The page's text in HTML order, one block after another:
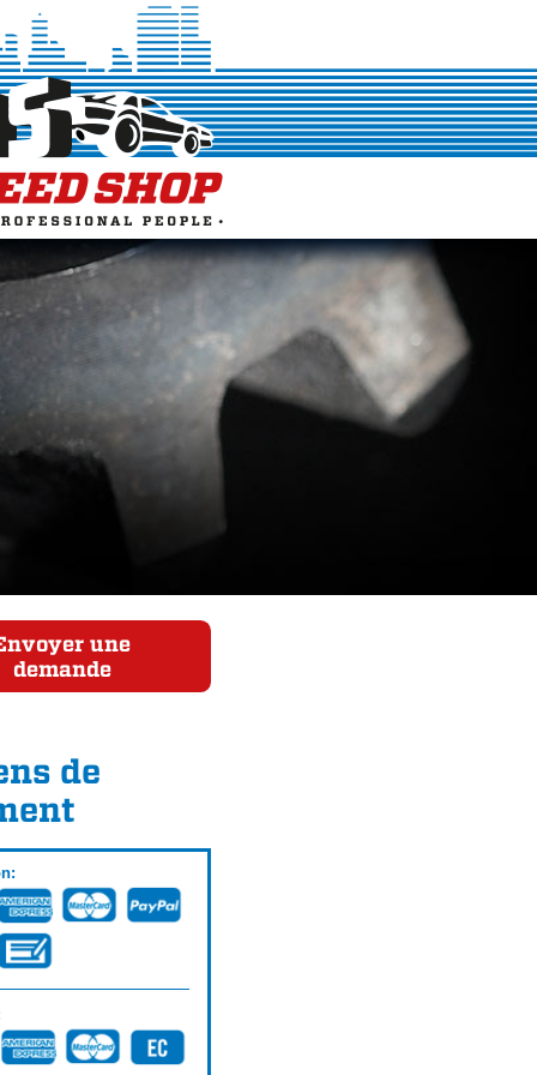
une
demande
de